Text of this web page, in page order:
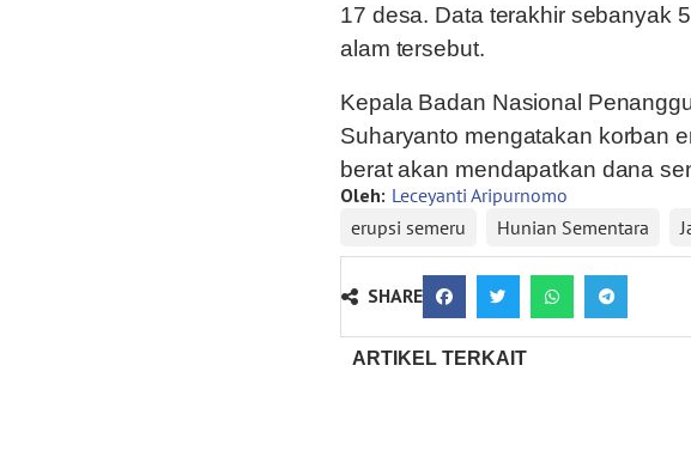
17 desa. Data terakhir sebanyak
alam tersebut.
Kepala Badan Nasional
Suharyanto mengatakan korban
berat akan mendapatkan dana
Oleh: Leceyanti Aripurnomo
erupsi semeru
Hunian Sementara
SHARE
ARTIKEL TERKAIT